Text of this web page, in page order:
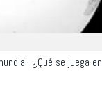
¿Qué se juega en